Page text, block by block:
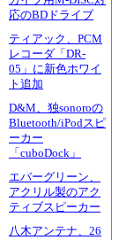
応のBDドライブ
ティアック、PCM
レコーダ「DR-
05」に新色ホワイ
ト追加
D&M、独sonoroの
Bluetooth/iPodスピ
ーカー
「cuboDock」
エバーグリーン、
アクリル製のアク
ティブスピーカー
八木アンテナ、26